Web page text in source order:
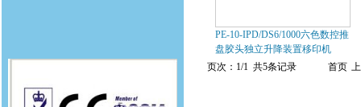
PE-10-IPD/DS6/1000六色数控推
盘胶头独立升降装置移印机
页次：1/1 共5条记录
首页